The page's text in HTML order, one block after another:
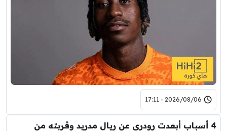
2026/08/06 - 17:11
4 أسباب أبعدت رودري عن ريال مدريد وقربته من